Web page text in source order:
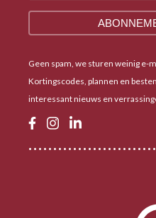
Geen spam, we sturen weinig e-
Kortingscodes, plannen en
interessant nieuws en